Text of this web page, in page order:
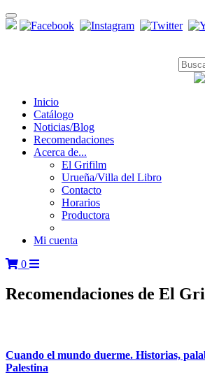
Toggle
navigation
Inicio
Catálogo
Noticias/Blog
Recomendaciones
Acerca de...
El Grifilm
Urueña/Villa del Libro
Contacto
Horarios
Productora
Mi cuenta
0
Recomendaciones de El
Cuando el mundo duerme. Historias,
Palestina